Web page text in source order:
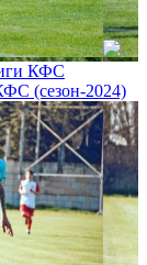
КФС
(сезон-2024)